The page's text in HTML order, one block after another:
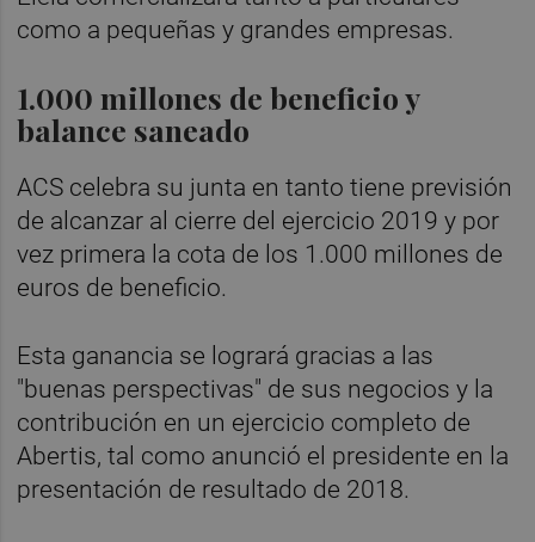
como a pequeñas y grandes empresas.
1.000 millones de beneficio y
balance saneado
ACS celebra su junta en tanto tiene previsión
de alcanzar al cierre del ejercicio 2019 y por
vez primera la cota de los 1.000 millones de
euros de beneficio.
Esta ganancia se logrará gracias a las
"buenas perspectivas" de sus negocios y la
contribución en un ejercicio completo de
Abertis, tal como anunció el presidente en la
presentación de resultado de 2018.